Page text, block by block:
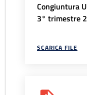
Congiuntura
3° trimestre
SCARICA FILE